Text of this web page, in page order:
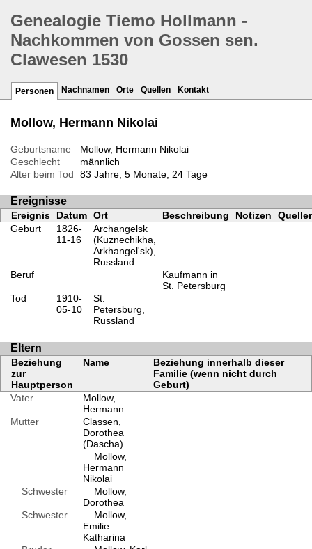
Genealogie Tiemo Hollmann -
Nachkommen von Gossen sen.
Clawesen 1530
Personen Nachnamen Orte Quellen Kontakt
Mollow, Hermann Nikolai
Geburtsname
Mollow, Hermann Nikolai
Geschlecht
männlich
Alter beim Tod
83 Jahre, 5 Monate, 24 Tage
Ereignisse
Ereignis Datum Ort Beschreibung Notizen
Geburt
1826-
11-16
Archangelsk
(Kuznechikha,
Arkhangel'sk),
Russland
Beruf
Kaufmann in
St. Petersburg
Tod
1910-
05-10
St.
Petersburg,
Russland
Eltern
Beziehung
zur
Hauptperson
Name
Beziehung innerhalb dieser
Familie (wenn nicht durch
Geburt)
Vater
Mollow,
Hermann
Mutter
Classen,
Dorothea
(Dascha)
Mollow,
Hermann
Nikolai
Schwester
Mollow,
Dorothea
Schwester
Mollow,
Emilie
Katharina